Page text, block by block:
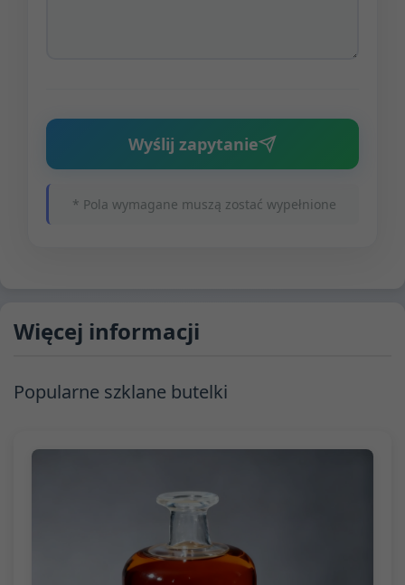
Wyślij zapytanie
* Pola wymagane muszą zostać wypełnione
Więcej informacji
Popularne szklane butelki